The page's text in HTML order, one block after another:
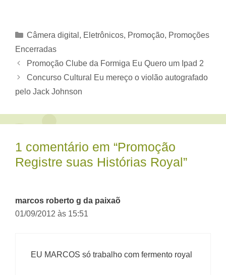
Categorias
Câmera digital , Eletrônicos, Promoção, Promoções
Encerradas
Promoção Clube da Formiga Eu Quero um Ipad 2
Concurso Cultural Eu mereço o violão autografado
pelo Jack Johnson
1 comentário em “Promoção
Registre suas Histórias Royal”
marcos roberto g da paixaõ
01/09/2012 às 15:51
EU MARCOS só trabalho com fermento royal